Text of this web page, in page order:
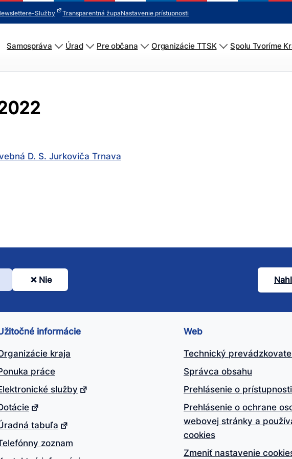
e-Služby Transparentná župaNastavenie prístupnosti
Samospráva Úrad Pre občana Organizácie TTSK Spolu Tvoríme
D. S. Jurkoviča Trnava
Nie
informácie
kraja
práce
služby
tabuľa
zoznam
Web
Technický
Správca obsahu
Prehlásenie o prístupnosti
Prehlásenie o ochrane
webovej stránky a
cookies
Zmeniť nastavenie